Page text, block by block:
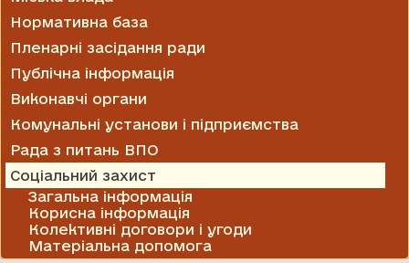
Нормативна база
Пленарні засідання ради
Публічна інформація
Виконавчі органи
Комунальні установи і підприємства
Рада з питань ВПО
Соціальний захист
Загальна інформація
Корисна інформація
Колективні договори і угоди
Матеріальна допомога